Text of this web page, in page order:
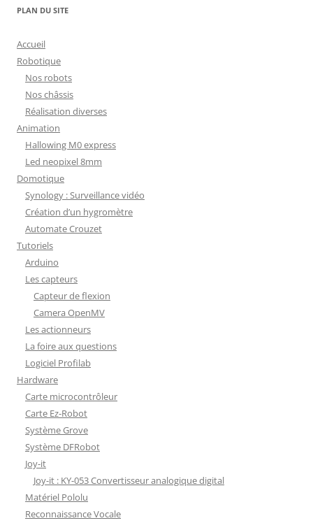
PLAN DU SITE
Accueil
Robotique
Nos robots
Nos châssis
Réalisation diverses
Animation
Hallowing M0 express
Led neopixel 8mm
Domotique
Synology : Surveillance vidéo
Création d’un hygromètre
Automate Crouzet
Tutoriels
Arduino
Les capteurs
Capteur de flexion
Camera OpenMV
Les actionneurs
La foire aux questions
Logiciel Profilab
Hardware
Carte microcontrôleur
Carte Ez-Robot
Système Grove
Système DFRobot
Joy-it
Joy-it : KY-053 Convertisseur analogique digital
Matériel Pololu
Reconnaissance Vocale